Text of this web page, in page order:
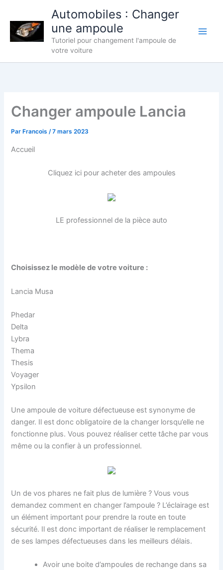
contenu
Automobiles : Changer
une ampoule
Tutoriel pour changement l'ampoule de
votre voiture
Changer ampoule Lancia
Par Francois/7 mars 2023
Accueil
Cliquez ici pour acheter des ampoules
LE professionnel de la pièce auto
Choisissez le modèle de votre voiture :
Lancia Musa
Phedar
Delta
Lybra
Thema
Thesis
Voyager
Ypsilon
Une ampoule de voiture défectueuse est synonyme de
danger. Il est donc obligatoire de la changer lorsqu’elle ne
fonctionne plus. Vous pouvez réaliser cette tâche par vous
même ou la confier à un professionnel.
Un de vos phares ne fait plus de lumière ? Vous vous
demandez comment en changer l’ampoule ? L’éclairage est
un élément important pour prendre la route en toute
sécurité. Il est donc important de réaliser le remplacement
de ses lampes défectueuses dans les meilleurs délais.
Avoir une boite d’ampoules de rechange dans sa